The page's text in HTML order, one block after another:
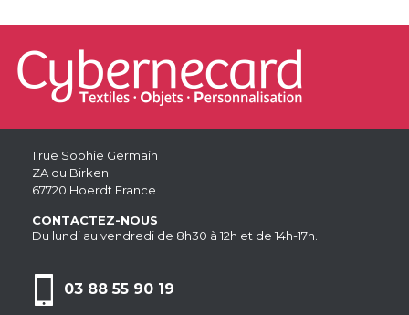
1 rue Sophie Germain
ZA du Birken
67720 Hoerdt France
CONTACTEZ-NOUS
Du lundi au vendredi de 8h30 à 12h et de 14h-17h.
03 88 55 90 19